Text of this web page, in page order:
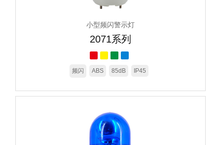
小型频闪警示灯
2071系列
频闪 ABS 85dB IP45